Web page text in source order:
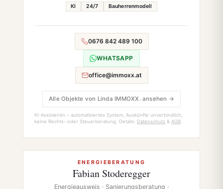
KI 24/7 Bauherrenmodell
0676 842 489 100
WHATSAPP
office@immoxx.at
Alle Objekte von Linda IMMOXX. ansehen →
KI-Assistentin – automatisiertes System, Auskünfte unverbindlich,
keine Rechts- oder Steuerberatung. Details: Datenschutz & AGB
ENERGIEBERATUNG
Fabian Stoderegger
Energieausweis · Sanierungsberatung ·